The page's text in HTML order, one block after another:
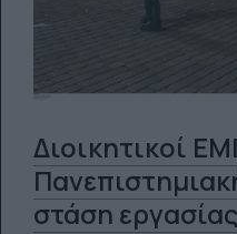
Διοικητικοί
στάση